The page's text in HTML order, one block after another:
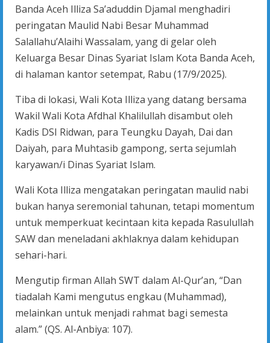
Banda Aceh Illiza Sa’aduddin Djamal menghadiri
peringatan Maulid Nabi Besar Muhammad
Salallahu’Alaihi Wassalam, yang di gelar oleh
Keluarga Besar Dinas Syariat Islam Kota Banda Aceh,
di halaman kantor setempat, Rabu (17/9/2025).
Tiba di lokasi, Wali Kota Illiza yang datang bersama
Wakil Wali Kota Afdhal Khalilullah disambut oleh
Kadis DSI Ridwan, para Teungku Dayah, Dai dan
Daiyah, para Muhtasib gampong, serta sejumlah
karyawan/i Dinas Syariat Islam.
Wali Kota Illiza mengatakan peringatan maulid nabi
bukan hanya seremonial tahunan, tetapi momentum
untuk memperkuat kecintaan kita kepada Rasulullah
SAW dan meneladani akhlaknya dalam kehidupan
sehari-hari.
Mengutip firman Allah SWT dalam Al-Qur’an, “Dan
tiadalah Kami mengutus engkau (Muhammad),
melainkan untuk menjadi rahmat bagi semesta
alam.” (QS. Al-Anbiya: 107).